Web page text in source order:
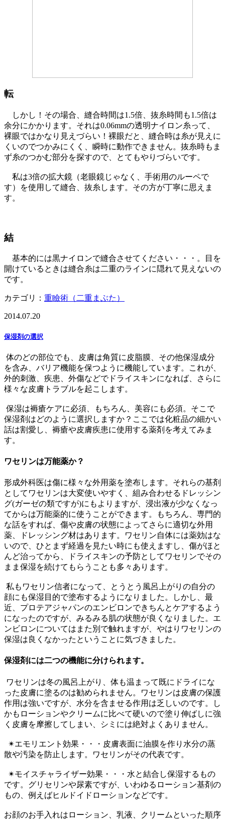
転
しかし！その場合、縫合時間は1.5倍、抜糸時間も1.5倍は
余分にかかります。それは0.06mmの透明ナイロン糸って、
裸眼ではかなり見えづらい！裸眼だと、縫合時は糸が見えに
くいのでつかみにくく、瞬時に動作できません。抜糸時もま
ず糸のつかむ部分を探すので、とてもやりづらいです。
私は3倍の拡大鏡（老眼鏡じゃなく、手術用のルーペで
す）を使用して縫合、抜糸します。その方が丁寧に思えま
す。
結
基本的には黒ナイロンで縫合させてください・・・。目を
開けているときは縫合糸は二重のラインに隠れて見えないの
です。
カテゴリ： 重瞼術（二重まぶた）
2014.07.20
保湿剤の選択
体のどの部位でも、皮膚は角質に皮脂膜、その他保湿成分
を含み、バリア機能を保つように機能しています。これが、
外的刺激、疾患、外傷などでドライスキンになれば、さらに
様々な皮膚トラブルを起こします。
保湿は褥瘡ケアに必須、もちろん、美容にも必須。そこで
保湿剤はどのように選択しますか？ここでは化粧品の細かい
話は割愛し、褥瘡や皮膚疾患に使用する薬剤を考えてみま
す。
ワセリンは万能薬か？
形成外科医は傷に様々な外用薬を塗布します。それらの基剤
としてワセリンは大変使いやすく、組み合わせるドレッシン
グ(ガーゼの類ですが)にもよりますが、浸出液が少なくなっ
てからは万能薬的に使うことができます。もちろん、専門的
な話をすれば、傷や皮膚の状態によってさらに適切な外用
薬、ドレッシング材はあります。ワセリン自体には薬効はな
いので、ひとまず経過を見たい時にも使えますし、傷がほと
んど治ってから、ドライスキンの予防としてワセリンでその
まま保湿を続けてもらうことも多々あります。
私もワセリン信者になって、とうとう風呂上がりの自分の
顔にも保湿目的で塗布するようになりました。しかし、最
近、プロテアジャパンのエンビロンできちんとケアするよう
になったのですが、みるみる肌の状態が良くなりました。エ
ンビロンについてはまた別で触れますが、やはりワセリンの
保湿は良くなかったということに気づきました。
保湿剤には二つの機能に分けられます。
ワセリンは冬の風呂上がり、体も温まって既にドライにな
った皮膚に塗るのは勧められません。ワセリンは皮膚の保護
作用は強いですが、水分を含ませる作用は乏しいのです。し
かもローションやクリームに比べて硬いので塗り伸ばしに強
く皮膚を摩擦してしまい、シミには絶対よくありません。
✴︎エモリエント効果 ・・・皮膚表面に油膜を作り水分の蒸
散や汚染を防止します。ワセリンがその代表です。
✴︎モイスチャライザー効果 ・・・水と結合し保湿するもの
です。グリセリンや尿素ですが、いわゆるローション基剤の
もの、例えばヒルドイドローションなどです。
お顔のお手入れはローション、乳液、クリームといった順序